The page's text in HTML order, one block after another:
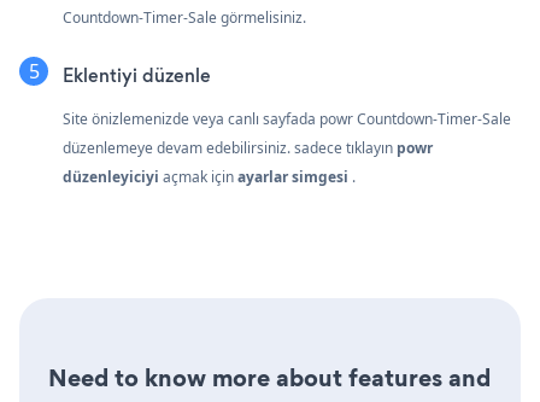
Countdown-Timer-Sale görmelisiniz.
Eklentiyi düzenle
Site önizlemenizde veya canlı sayfada powr Countdown-Timer-Sale
düzenlemeye devam edebilirsiniz. sadece tıklayın powr
düzenleyiciyi açmak içinayarlar simgesi .
Need to know more about features and